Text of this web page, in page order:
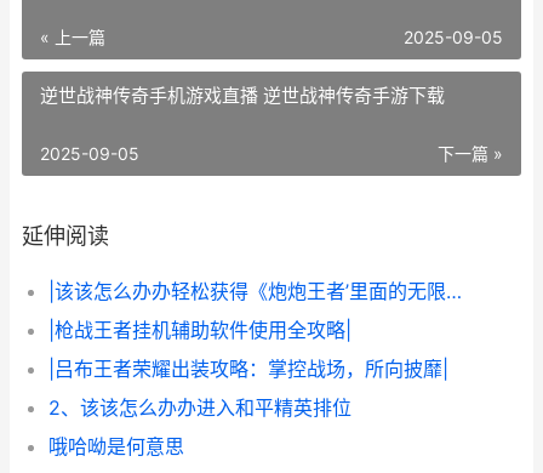
« 上一篇 2025-09-05
逆世战神传奇手机游戏直播 逆世战神传奇手游下载
下一篇 »
2025-09-05
延伸阅读
|该该怎么办办轻松获得《炮炮王者’里面的无限金币和星星|
|枪战王者挂机辅助软件使用全攻略|
|吕布王者荣耀出装攻略：掌控战场，所向披靡|
2、该该怎么办办进入和平精英排位
哦哈呦是何意思